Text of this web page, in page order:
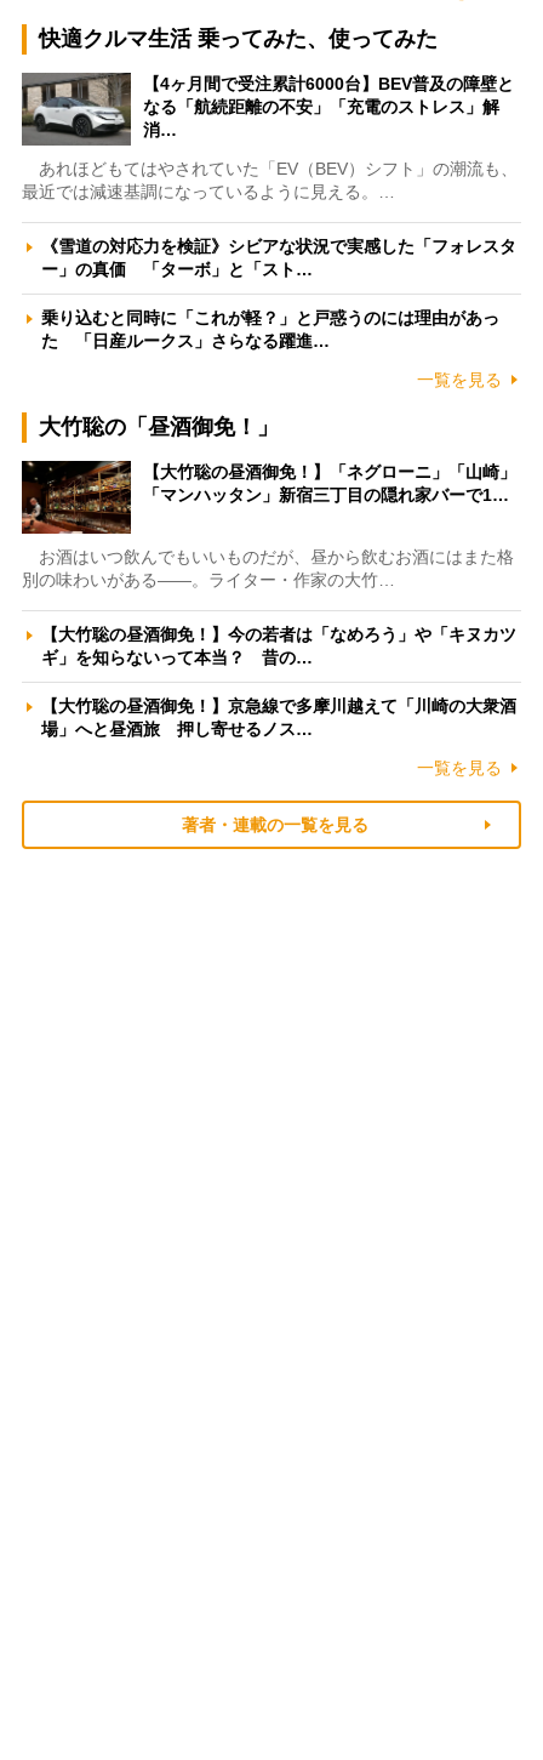
快適クルマ生活 乗ってみた、使ってみた
【4ヶ月間で受注累計6000台】BEV普及の障壁と
なる「航続距離の不安」「充電のストレス」解
消…
あれほどもてはやされていた「EV（BEV）シフト」の潮流も、
最近では減速基調になっているように見える。…
《雪道の対応力を検証》シビアな状況で実感した「フォレスタ
ー」の真価 「ターボ」と「スト…
乗り込むと同時に「これが軽？」と戸惑うのには理由があっ
た 「日産ルークス」さらなる躍進…
一覧を見る
大竹聡の「昼酒御免！」
【大竹聡の昼酒御免！】「ネグローニ」「山崎」
「マンハッタン」新宿三丁目の隠れ家バーで1…
お酒はいつ飲んでもいいものだが、昼から飲むお酒にはまた格
別の味わいがある――。ライター・作家の大竹…
【大竹聡の昼酒御免！】今の若者は「なめろう」や「キヌカツ
ギ」を知らないって本当？ 昔の…
【大竹聡の昼酒御免！】京急線で多摩川越えて「川崎の大衆酒
場」へと昼酒旅 押し寄せるノス…
一覧を見る
著者・連載の一覧を見る